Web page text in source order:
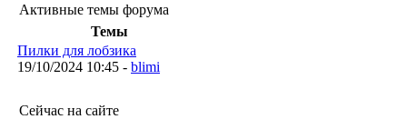
Активные темы форума
Темы
Пилки для лобзика
19/10/2024 10:45 - blimi
Сейчас на сайте